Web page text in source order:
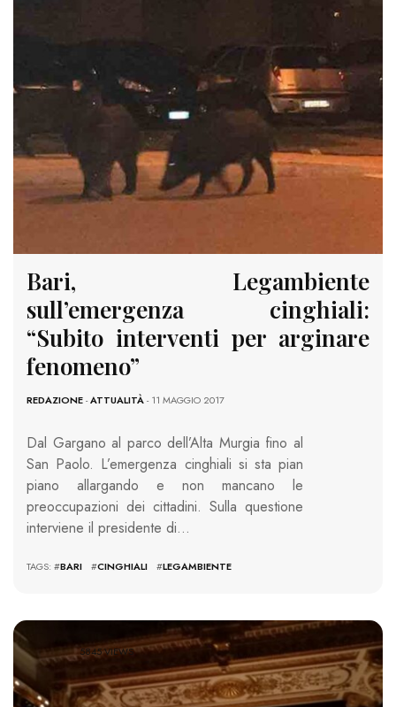
Bari, Legambiente
sull’emergenza cinghiali:
“Subito interventi per arginare
fenomeno”
REDAZIONE-ATTUALITÀ- 11 MAGGIO 2017
Dal Gargano al parco dell’Alta Murgia fino al
San Paolo. L’emergenza cinghiali si sta pian
piano allargando e non mancano le
preoccupazioni dei cittadini. Sulla questione
interviene il presidente di…
TAGS: #BARI #CINGHIALI #LEGAMBIENTE
5845 VIEWS